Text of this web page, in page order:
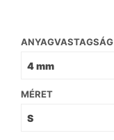
ANYAGVASTAGSÁG
MÉRET